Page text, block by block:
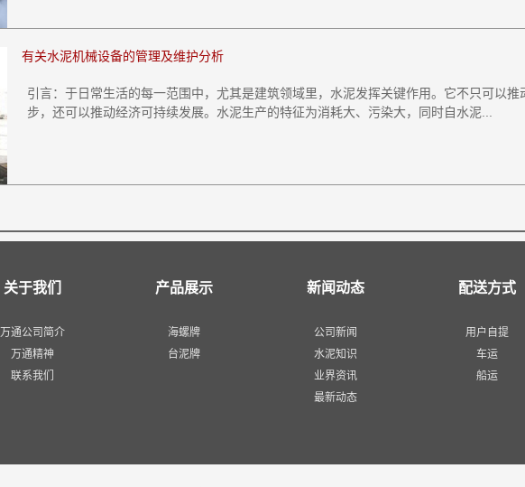
有关水泥机械设备的管理及维护分析
引言：于日常生活的每一范围中，尤其是建筑领域里，水泥发挥关键作用。它不只可以推
步，还可以推动经济可持续发展。水泥生产的特征为消耗大、污染大，同时自水泥...
关于我们
万通公司简介
万通精神
联系我们
产品展示
海螺牌
台泥牌
新闻动态
公司新闻
水泥知识
业界资讯
最新动态
配送方式
用户自提
车运
船运